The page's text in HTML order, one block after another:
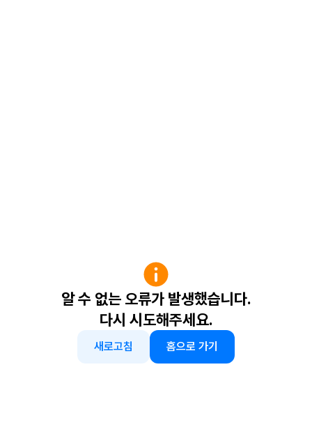
알 수 없는 오류가 발생했습니다.
다시 시도해주세요.
새로고침 홈으로 가기